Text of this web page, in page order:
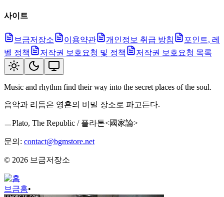
사이트
브금저장소 이용약관 개인정보 취급 방침
포인트, 레
벨 정책
저작권 보호요청 및 정책 저작권 보호요청 목록
Music and rhythm find their way into the secret places of the soul.
음악과 리듬은 영혼의 비밀 장소로 파고든다.
ㅡPlato, The Republic / 플라톤<國家論>
문의: contact@bgmstore.net
© 2026 브금저장소
브금홈•